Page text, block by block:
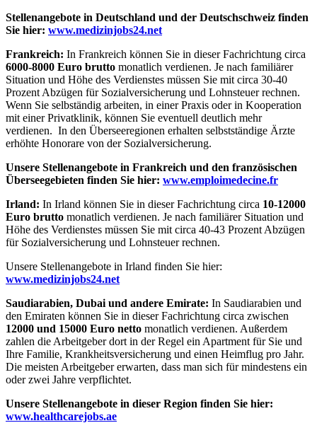
Stellenangebote in Deutschland und der Deutschschweiz finden
Sie hier: www.medizinjobs24.net
Frankreich: In Frankreich können Sie in dieser Fachrichtung circa
6000-8000 Euro brutto monatlich verdienen. Je nach familiärer
Situation und Höhe des Verdienstes müssen Sie mit circa 30-40
Prozent Abzügen für Sozialversicherung und Lohnsteuer rechnen.
Wenn Sie selbständig arbeiten, in einer Praxis oder in Kooperation
mit einer Privatklinik, können Sie eventuell deutlich mehr
verdienen. In den Überseeregionen erhalten selbstständige Ärzte
erhöhte Honorare von der Sozialversicherung.
Unsere Stellenangebote in Frankreich und den französischen
Überseegebieten finden Sie hier: www.emploimedecine.fr
Irland: In Irland können Sie in dieser Fachrichtung circa 10-12000
Euro brutto monatlich verdienen. Je nach familiärer Situation und
Höhe des Verdienstes müssen Sie mit circa 40-43 Prozent Abzügen
für Sozialversicherung und Lohnsteuer rechnen.
Unsere Stellenangebote in Irland finden Sie hier:
www.medizinjobs24.net
Saudiarabien, Dubai und andere Emirate: In Saudiarabien und
den Emiraten können Sie in dieser Fachrichtung circa zwischen
12000 und 15000 Euro netto monatlich verdienen. Außerdem
zahlen die Arbeitgeber dort in der Regel ein Apartment für Sie und
Ihre Familie, Krankheitsversicherung und einen Heimflug pro Jahr.
Die meisten Arbeitgeber erwarten, dass man sich für mindestens ein
oder zwei Jahre verpflichtet.
Unsere Stellenangebote in dieser Region finden Sie hier:
www.healthcarejobs.ae